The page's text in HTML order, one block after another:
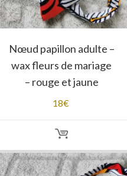
Nœud papillon adulte –
wax fleurs de mariage
– rouge et jaune
18€